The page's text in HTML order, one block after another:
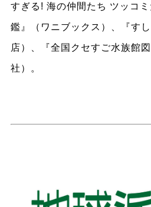
すぎる! 海の仲間たち ツッコ
鑑』（ワニブックス）、『す
店）、『全国クセすご水族館
社）。